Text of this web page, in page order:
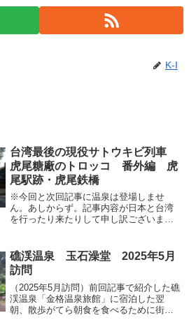
K-I
台湾最後の現役サトウキビ列車
虎尾糖廠のトロッコ 番外編 虎
尾駅跡・虎尾鉄橋
※今回と次回記事に温泉は登場しませ
ん。あしからず。記事内容が日本と台湾
を行ったり来たりして申し訳ございませ
のトロッコ その5・工場へ向かって走る
トロッコ」の続編で...
礁渓温泉 玉石澡堂 2025年5月
訪問
（2025年5月訪問）前回記事で紹介した礁
渓温泉「金格温泉旅館」に宿泊した翌
朝、散歩がてら朝食を食べるために街中